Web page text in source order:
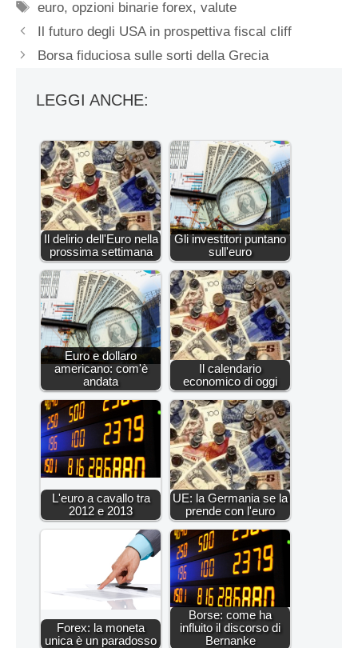
Tag
euro,opzioni binarie forex,valute
Il futuro degli USA in prospettiva fiscal cliff
Borsa fiduciosa sulle sorti della Grecia
LEGGI ANCHE:
Il delirio dell'Euro nella
prossima settimana
Gli investitori puntano
sull'euro
Euro e dollaro
americano: com'è
andata
Il calendario
economico di oggi
L'euro a cavallo tra
2012 e 2013
UE: la Germania se la
prende con l'euro
Forex: la moneta
unica è un paradosso
Borse: come ha
influito il discorso di
Bernanke